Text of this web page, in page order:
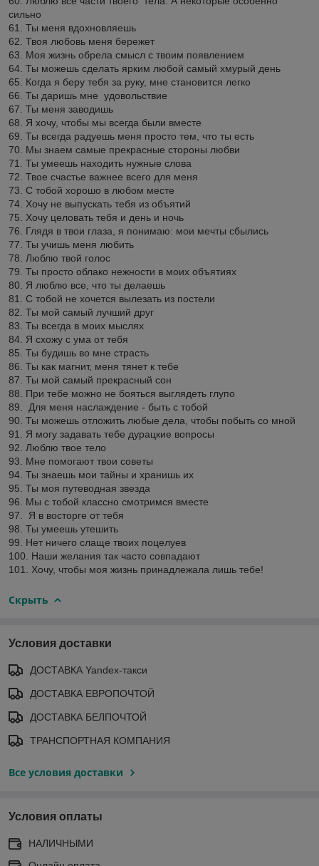
сильно
61. Ты меня вдохновляешь
62. Твоя любовь меня бережет
63. Моя жизнь обрела смысл с твоим появлением
64. Ты можешь сделать ярким любой самый хмурый день
65. Когда я беру тебя за руку, мне становится легко
66. Ты даришь мне удовольствие
67. Ты меня заводишь
68. Я хочу, чтобы мы всегда были вместе
69. Ты всегда радуешь меня просто тем, что ты есть
70. Мы знаем самые прекрасные стороны любви
71. Ты умеешь находить нужные слова
72. Твое счастье важнее всего для меня
73. С тобой хорошо в любом месте
74. Хочу не выпускать тебя из объятий
75. Хочу целовать тебя и день и ночь
76. Глядя в твои глаза, я понимаю: мои мечты сбылись
77. Ты учишь меня любить
78. Люблю твой голос
79. Ты просто облако нежности в моих объятиях
80. Я люблю все, что ты делаешь
81. С тобой не хочется вылезать из постели
82. Ты мой самый лучший друг
83. Ты всегда в моих мыслях
84. Я схожу с ума от тебя
85. Ты будишь во мне страсть
86. Ты как магнит, меня тянет к тебе
87. Ты мой самый прекрасный сон
88. При тебе можно не бояться выглядеть глупо
89. Для меня наслаждение - быть с тобой
90. Ты можешь отложить любые дела, чтобы побыть со мной
91. Я могу задавать тебе дурацкие вопросы
92. Люблю твое тело
93. Мне помогают твои советы
94. Ты знаешь мои тайны и хранишь их
95. Ты моя путеводная звезда
96. Мы с тобой классно смотримся вместе
97. Я в восторге от тебя
98. Ты умеешь утешить
99. Нет ничего слаще твоих поцелуев
100. Наши желания так часто совпадают
101. Хочу, чтобы моя жизнь принадлежала лишь тебе!
Скрыть
Условия доставки
ДОСТАВКА Yandex-такси
ДОСТАВКА ЕВРОПОЧТОЙ
ДОСТАВКА БЕЛПОЧТОЙ
ТРАНСПОРТНАЯ КОМПАНИЯ
Все условия доставки
Условия оплаты
НАЛИЧНЫМИ